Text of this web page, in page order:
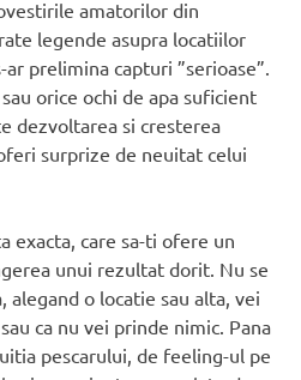
amatorilor din
legende asupra locatiilor
prelimina capturi ”serioase”.
orice ochi de apa suficient
dezvoltarea si cresterea
surprize de neuitat celui
exacta, care sa-ti ofere un
unui rezultat dorit. Nu se
alegand o locatie sau alta, vei
ca nu vei prinde nimic. Pana
pescarului, de feeling-ul pe